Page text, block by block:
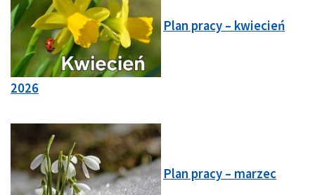
Plan pracy – kwiecień
2026
Plan pracy – marzec